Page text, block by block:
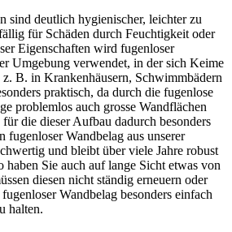
sind deutlich hygienischer, leichter zu
für Schäden durch Feuchtigkeit oder
Eigenschaften wird fugenloser
Umgebung verwendet, in der sich Keime
B. in Krankenhäusern, Schwimmbädern
praktisch, da durch die fugenlose
problemlos auch grosse Wandflächen
die dieser Aufbau dadurch besonders
fugenloser Wandbelag aus unserer
und bleibt über viele Jahre robust
haben Sie auch auf lange Sicht etwas von
diesen nicht ständig erneuern oder
Wandbelag besonders einfach
halten.